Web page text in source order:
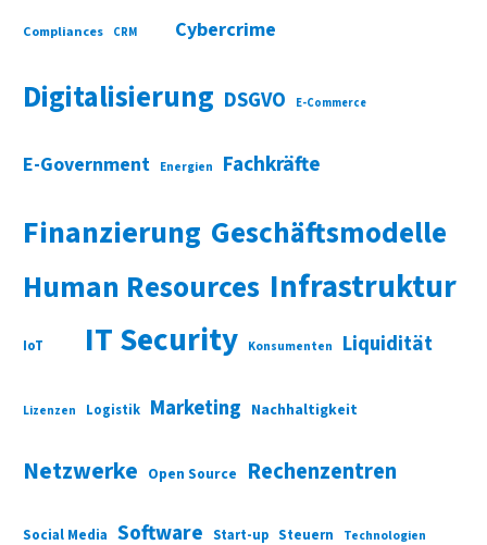
Compliances CRM Cybercrime
Digitalisierung DSGVO E-Commerce
E-Government Energien Fachkräfte
Finanzierung Geschäftsmodelle
Human Resources Infrastruktur
IoT IT Security Konsumenten Liquidität
Lizenzen Logistik Marketing Nachhaltigkeit
Netzwerke Open Source Rechenzentren
Social Media Software Start-up Steuern Technologien